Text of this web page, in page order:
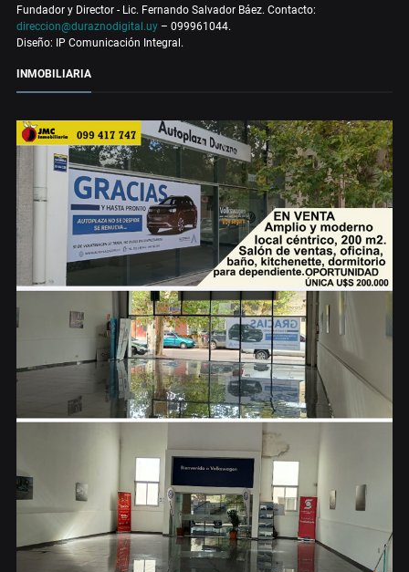
Fundador y Director - Lic. Fernando Salvador Báez. Contacto:
direccion@duraznodigital.uy – 099961044.
Diseño: IP Comunicación Integral.
INMOBILIARIA